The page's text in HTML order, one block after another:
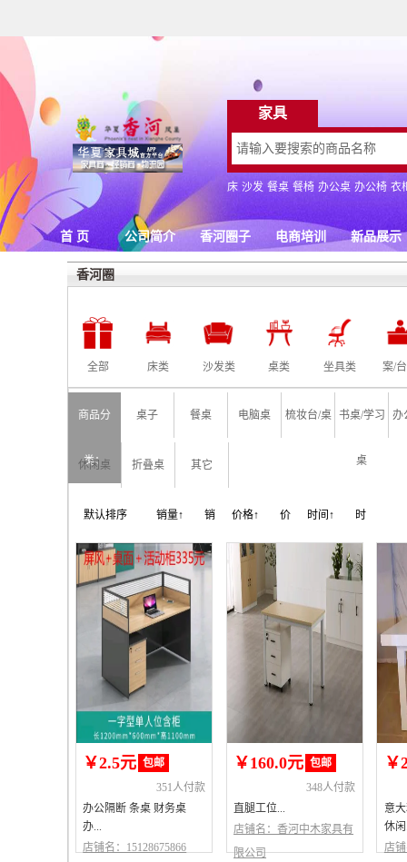
香河圈
全部 床类 沙发类 桌类 坐具类 案/
商品分
类：
桌子 餐桌 电脑桌 梳妆台/桌 书桌/学习
桌
办
休闲桌 折叠桌 其它
默认排序 销量↑ 销
量↓
价格↑ 价
格↓
时间↑ 时
间↓
￥2.5元 包邮
351人付款
办公隔断 条桌 财务桌
办...
店铺名：15128675866
￥160.0元 包邮
348人付款
直腿工位...
店铺名：香河中木家具有
限公司
￥
意
休
店